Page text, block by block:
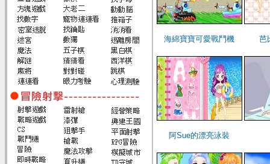
海綿寶寶可愛戰鬥機 芭
阿Sue的漂亮泳裝